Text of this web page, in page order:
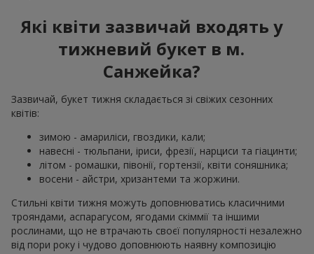
Які квіти зазвичай входять у
тижневий букет в м.
Санжейка?
Зазвичай, букет тижня складається зі свіжих сезонних
квітів:
зимою - амариліси, гвоздики, кали;
навесні - тюльпани, іриси, фрезії, нарциси та гіацинти;
літом - ромашки, півонії, гортензії, квіти соняшника;
восени - айстри, хризантеми та жоржини.
Стильні квіти тижня можуть доповнюватись класичними
трояндами, аспарагусом, ягодами скіммії та іншими
рослинами, що не втрачають своєї популярності незалежно
від пори року і чудово доповнюють наявну композицію